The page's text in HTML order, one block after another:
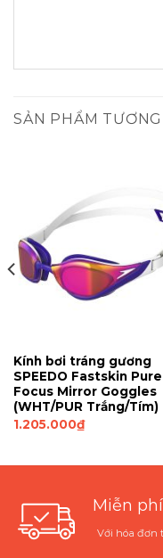
SẢN PHẨM
Kính bơi tráng gương
SPEEDO Fastskin Pure
Focus Mirror Goggles
(WHT/PUR Trắng/Tím)
1.205.000₫
Miễn
Với hóa đơn